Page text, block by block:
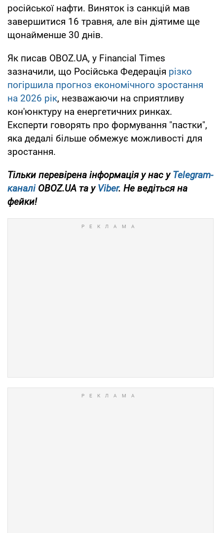
російської нафти. Виняток із санкцій мав
завершитися 16 травня, але він діятиме ще
щонайменше 30 днів.
Як писав OBOZ.UA, у Financial Times
зазначили, що Російська Федерація різко
погіршила прогноз економічного зростання
на 2026 рік, незважаючи на сприятливу
кон'юнктуру на енергетичних ринках.
Експерти говорять про формування "пастки",
яка дедалі більше обмежує можливості для
зростання.
Тільки перевірена інформація у нас уTelegram-
каналіOBOZ.UA та уViber. Не ведіться на
фейки!